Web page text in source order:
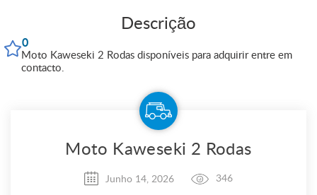
0
Descrição
Moto Kaweseki 2 Rodas disponíveis para adquirir entre em
contacto.
Moto Kaweseki 2 Rodas
Junho 14, 2026 346